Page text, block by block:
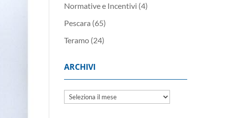
Normative e Incentivi (4)
Pescara (65)
Teramo(24)
ARCHIVI
Archivi